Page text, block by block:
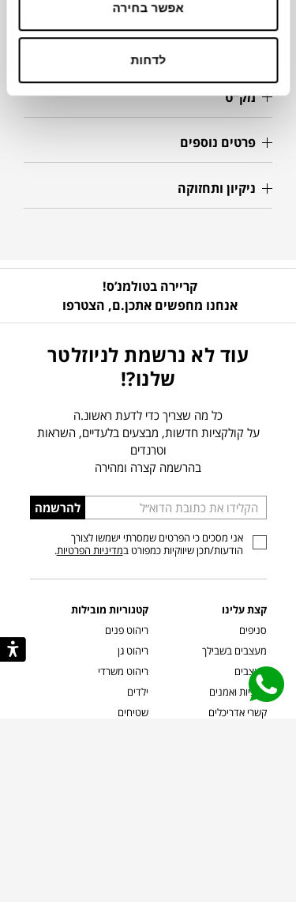
אפשר בחירה
לדחות
מק"ט
פרטים נוספים
ניקיון ותחזוקה
קריירה בטולמנ’ס!
אנחנו מחפשים אתכן.ם, הצטרפו
עוד לא נרשמת לניוזלטר
שלנו?!
כל מה שצריך כדי לדעת ראשונ.ה
על קולקציות חדשות, מבצעים בלעדיים, השראות
וטרנדים
בהרשמה קצרה ומהירה
הכניסו
כתובת
דוא”ל
להרשמה
אני מסכים כי הפרטים שמסרתי ישמשו לצורך
הודעות/תכן שיווקיות כמפורט במדיניות הפרטיות.
קצת עלינו
סניפים
מעצבים בשבילך
מעצבים
אמניות ואמנים
קשרי אדריכלים
קטגוריות מובילות
ריהוט פנים
ריהוט גן
ריהוט משרדי
ילדים
שטיחים